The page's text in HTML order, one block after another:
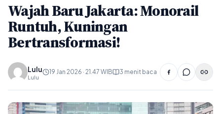
Wajah Baru Jakarta: Monorail
Runtuh, Kuningan
Bertransformasi!
Lulu
Lulu
19 Jan 2026 · 21.47 WIB 3 menit baca